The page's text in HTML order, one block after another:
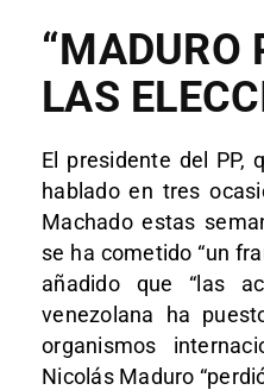
“MADURO
LAS
El presidente del PP,
hablado en tres
Machado estas
se ha cometido “un
añadido que “las
venezolana ha
organismos
Nicolás Maduro